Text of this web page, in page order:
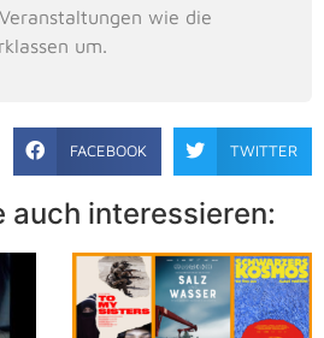
wie die
um.
FACEBOOK TWITTER
auch interessieren: